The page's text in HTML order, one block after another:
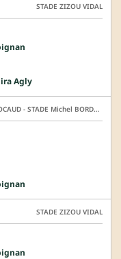
Agly
STADE ZIZOU VIDAL
PARC BOCAUD - STADE Michel BORDANEIL - TERRAIN HONNEUR
STADE ZIZOU VIDAL